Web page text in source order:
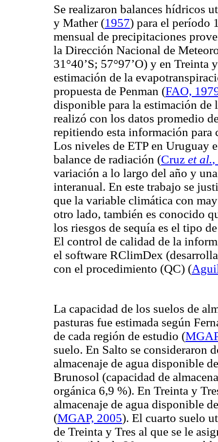
Se realizaron balances hídricos
y Mather (1957) para el período
mensual de precipitaciones
la Dirección Nacional de
31°40’S; 57°97’O) y en Treinta
estimación de la
propuesta de Penman (FAO,
disponible para la estimación de
realizó con los datos promedio
repitiendo esta información para
Los niveles de ETP en Uruguay
balance de radiación (Cruz et al.,
variación a lo largo del año y
interanual. En este trabajo se
que la variable climática con
otro lado, también es conocido
los riesgos de sequía es el tipo
El control de calidad de la
el software RClimDex
con el procedimiento (QC) (
La capacidad de los suelos de
pasturas fue estimada según
de cada región de estudio (
suelo. En Salto se consideraron
almacenaje de agua disponible
Brunosol (capacidad de
orgánica 6,9 %). En Treinta y
almacenaje de agua disponible
(MGAP, 2005). El cuarto suelo
de Treinta y Tres al que se le